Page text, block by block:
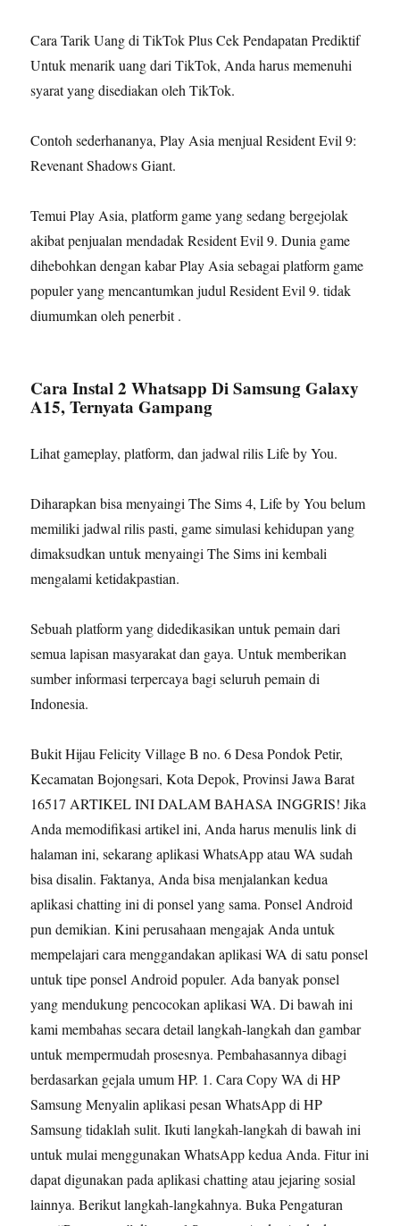
Cara Tarik Uang di TikTok Plus Cek Pendapatan Prediktif
Untuk menarik uang dari TikTok, Anda harus memenuhi
syarat yang disediakan oleh TikTok.
Contoh sederhananya, Play Asia menjual Resident Evil 9:
Revenant Shadows Giant.
Temui Play Asia, platform game yang sedang bergejolak
akibat penjualan mendadak Resident Evil 9. Dunia game
dihebohkan dengan kabar Play Asia sebagai platform game
populer yang mencantumkan judul Resident Evil 9. tidak
diumumkan oleh penerbit .
Cara Instal 2 Whatsapp Di Samsung Galaxy
A15, Ternyata Gampang
Lihat gameplay, platform, dan jadwal rilis Life by You.
Diharapkan bisa menyaingi The Sims 4, Life by You belum
memiliki jadwal rilis pasti, game simulasi kehidupan yang
dimaksudkan untuk menyaingi The Sims ini kembali
mengalami ketidakpastian.
Sebuah platform yang didedikasikan untuk pemain dari
semua lapisan masyarakat dan gaya. Untuk memberikan
sumber informasi terpercaya bagi seluruh pemain di
Indonesia.
Bukit Hijau Felicity Village B no. 6 Desa Pondok Petir,
Kecamatan Bojongsari, Kota Depok, Provinsi Jawa Barat
16517 ARTIKEL INI DALAM BAHASA INGGRIS! Jika
Anda memodifikasi artikel ini, Anda harus menulis link di
halaman ini, sekarang aplikasi WhatsApp atau WA sudah
bisa disalin. Faktanya, Anda bisa menjalankan kedua
aplikasi chatting ini di ponsel yang sama. Ponsel Android
pun demikian. Kini perusahaan mengajak Anda untuk
mempelajari cara menggandakan aplikasi WA di satu ponsel
untuk tipe ponsel Android populer. Ada banyak ponsel
yang mendukung pencocokan aplikasi WA. Di bawah ini
kami membahas secara detail langkah-langkah dan gambar
untuk mempermudah prosesnya. Pembahasannya dibagi
berdasarkan gejala umum HP. 1. Cara Copy WA di HP
Samsung Menyalin aplikasi pesan WhatsApp di HP
Samsung tidaklah sulit. Ikuti langkah-langkah di bawah ini
untuk mulai menggunakan WhatsApp kedua Anda. Fitur ini
dapat digunakan pada aplikasi chatting atau jejaring sosial
lainnya. Berikut langkah-langkahnya. Buka Pengaturan